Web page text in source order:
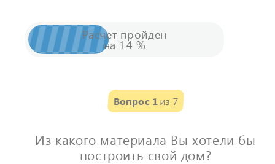
Расчет пройден
на 14 %
Вопрос 1из 7
Из какого материала Вы хотели бы
построить свой дом?